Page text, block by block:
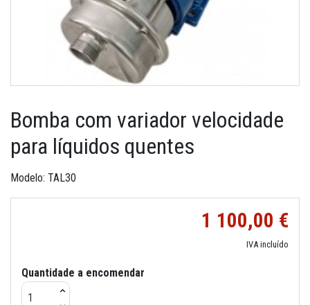
Bomba com variador velocidade
para líquidos quentes
Modelo: TAL30
1 100,00 €
IVA incluído
Quantidade a encomendar